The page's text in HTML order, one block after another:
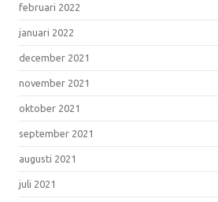
februari 2022
januari 2022
december 2021
november 2021
oktober 2021
september 2021
augusti 2021
juli 2021